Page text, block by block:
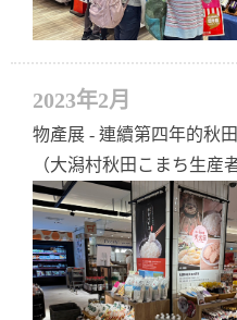
2023年2月
物產展 - 連續第四年的秋
（大潟村秋田こまち生産